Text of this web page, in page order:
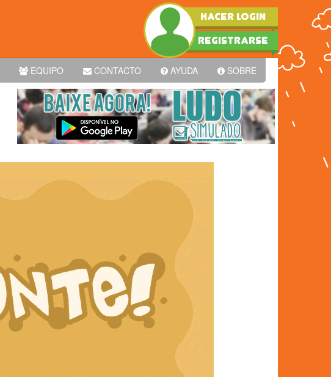
HACER LOGIN
REGISTRARSE
EQUIPO CONTACTO AYUDA SOBRE